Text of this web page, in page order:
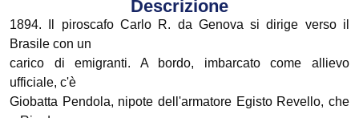
Descrizione
1894. Il piroscafo Carlo R. da Genova si dirige verso il
Brasile con un
carico di emigranti. A bordo, imbarcato come allievo
ufficiale, c'è
Giobatta Pendola, nipote dell'armatore Egisto Revello, che